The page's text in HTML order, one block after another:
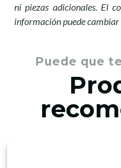
ni piezas adicionales. El
información puede
Puede que